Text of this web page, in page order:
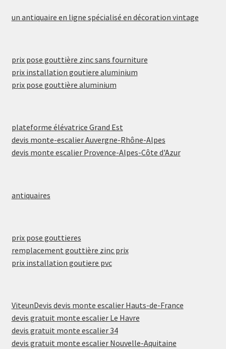
un antiquaire en ligne spécialisé en décoration vintage
prix pose gouttière zinc sans fourniture
prix installation goutiere aluminium
prix pose gouttière aluminium
plateforme élévatrice Grand Est
devis monte-escalier Auvergne-Rhône-Alpes
devis monte escalier Provence-Alpes-Côte d'Azur
antiquaires
prix pose gouttieres
remplacement gouttière zinc prix
prix installation goutiere pvc
ViteunDevis devis monte escalier Hauts-de-France
devis gratuit monte escalier Le Havre
devis gratuit monte escalier 34
devis gratuit monte escalier Nouvelle-Aquitaine